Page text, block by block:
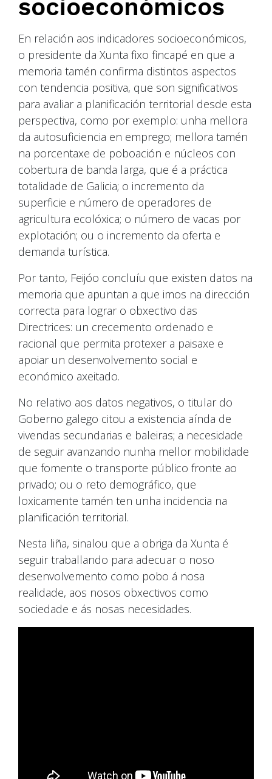
socioeconómicos
En relación aos indicadores socioeconómicos,
o presidente da Xunta fixo fincapé en que a
memoria tamén confirma distintos aspectos
con tendencia positiva, que son significativos
para avaliar a planificación territorial desde esta
perspectiva, como por exemplo: unha mellora
da autosuficiencia en emprego; mellora tamén
na porcentaxe de poboación e núcleos con
cobertura de banda larga, que é a práctica
totalidade de Galicia; o incremento da
superficie e número de operadores de
agricultura ecolóxica; o número de vacas por
explotación; ou o incremento da oferta e
demanda turística.
Por tanto, Feijóo concluíu que existen datos na
memoria que apuntan a que imos na dirección
correcta para lograr o obxectivo das
Directrices: un crecemento ordenado e
racional que permita protexer a paisaxe e
apoiar un desenvolvemento social e
económico axeitado.
No relativo aos datos negativos, o titular do
Goberno galego citou a existencia aínda de
vivendas secundarias e baleiras; a necesidade
de seguir avanzando nunha mellor mobilidade
que fomente o transporte público fronte ao
privado; ou o reto demográfico, que
loxicamente tamén ten unha incidencia na
planificación territorial.
Nesta liña, sinalou que a obriga da Xunta é
seguir traballando para adecuar o noso
desenvolvemento como pobo á nosa
realidade, aos nosos obxectivos como
sociedade e ás nosas necesidades.